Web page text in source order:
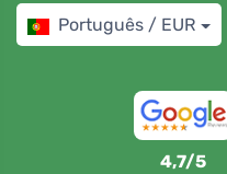
Português / EUR
4,7/5